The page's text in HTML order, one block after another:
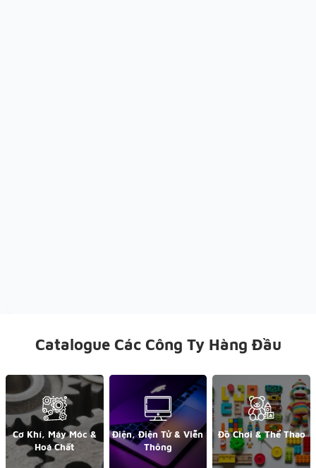
Catalogue Các Công Ty Hàng Đầu
Cơ Khí, Máy Móc &
Hoá Chất
Điện, Điện Tử & Viễn
Thông
Đồ Chơi & Thể Thao